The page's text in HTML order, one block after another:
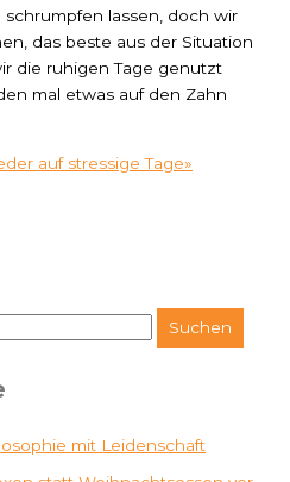
schrumpfen lassen, doch wir
das beste aus der Situation
die ruhigen Tage genutzt
mal etwas auf den Zahn
auf stressige Tage»
mit Leidenschaft